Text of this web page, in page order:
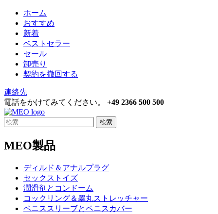
ホーム
おすすめ
新着
ベストセラー
セール
卸売り
契約を撤回する
連絡先
電話をかけてみてください。 +49 2366 500 500
検索
MEO製品
ディルド＆アナルプラグ
セックストイズ
潤滑剤とコンドーム
コックリング＆睾丸ストレッチャー
ペニススリーブとペニスカバー